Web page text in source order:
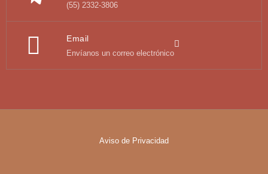
(55) 2332-3806
Email
Envíanos un correo electrónico
Aviso de Privacidad